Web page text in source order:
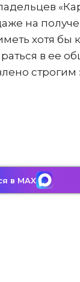
на
хотя бы
в ее
в MAX